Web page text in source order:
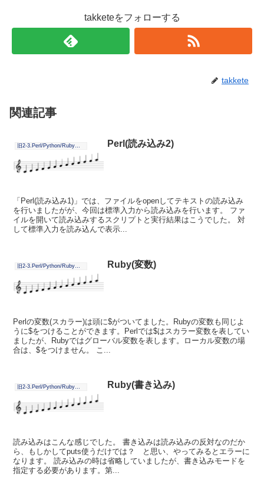
takketeをフォローする
takkete
関連記事
旧2-3.Perl/Python/Ruby毎日学習 Perl(読み込み2)
「Perl(読み込み1)」では、ファイルをopenしてテキストの読み込み
を行いましたがが、今回は標準入力から読み込みを行います。 ファ
イルを開いて読み込みするスクリプトと実行結果はこうでした。 対
して標準入力を読み込んで表示...
旧2-3.Perl/Python/Ruby毎日学習 Ruby(変数)
Perlの変数(スカラー)は頭に$がついてました。Rubyの変数も同じよ
うに$をつけることができます。Perlでは$はスカラー変数を表してい
ましたが、Rubyではグローバル変数を表します。ローカル変数の場
合は、$をつけません。 こ...
旧2-3.Perl/Python/Ruby毎日学習 Ruby(書き込み)
読み込みはこんな感じでした。 書き込みは読み込みの反対なのだか
ら、もしかしてputs使うだけでは？ と思い、やってみるとエラーに
なります。 読み込みの時は省略していましたが、書き込みモードを
指定する必要があります。第...